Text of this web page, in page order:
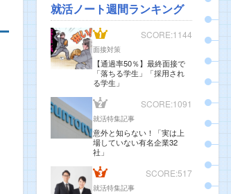
就活ノート週間ランキング
SCORE:1144
面接対策
【通過率50％】最終面接で
「落ちる学生」「採用され
る学生」
SCORE:1091
就活特集記事
意外と知らない！「実は上
場していない有名企業32
社」
SCORE:517
就活特集記事